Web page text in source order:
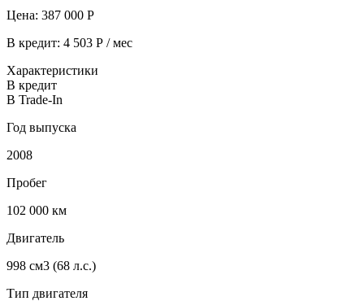
Цена: 387 000 Р
В кредит: 4 503 Р / мес
Характеристики
В кредит
В Trade-In
Год выпуска
2008
Пробег
102 000 км
Двигатель
998 см3 (68 л.с.)
Тип двигателя